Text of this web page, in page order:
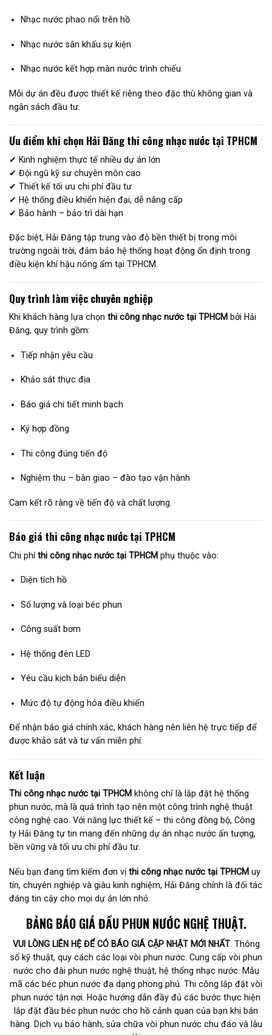
Nhạc nước phao nổi trên hồ
Nhạc nước sân khấu sự kiện
Nhạc nước kết hợp màn nước trình chiếu
Mỗi dự án đều được thiết kế riêng theo đặc thù không gian và
ngân sách đầu tư.
Ưu điểm khi chọn Hải Đăng thi công nhạc nước tại TPHCM
✔ Kinh nghiệm thực tế nhiều dự án lớn
✔ Đội ngũ kỹ sư chuyên môn cao
✔ Thiết kế tối ưu chi phí đầu tư
✔ Hệ thống điều khiển hiện đại, dễ nâng cấp
✔ Bảo hành – bảo trì dài hạn
Đặc biệt, Hải Đăng tập trung vào độ bền thiết bị trong môi
trường ngoài trời, đảm bảo hệ thống hoạt động ổn định trong
điều kiện khí hậu nóng ẩm tại TPHCM.
Quy trình làm việc chuyên nghiệp
Khi khách hàng lựa chọn thi công nhạc nước tại TPHCM bởi Hải
Đăng, quy trình gồm:
Tiếp nhận yêu cầu
Khảo sát thực địa
Báo giá chi tiết minh bạch
Ký hợp đồng
Thi công đúng tiến độ
Nghiệm thu – bàn giao – đào tạo vận hành
Cam kết rõ ràng về tiến độ và chất lượng.
Báo giá thi công nhạc nước tại TPHCM
Chi phíthi công nhạc nước tại TPHCM phụ thuộc vào:
Diện tích hồ
Số lượng và loại béc phun
Công suất bơm
Hệ thống đèn LED
Yêu cầu kịch bản biểu diễn
Mức độ tự động hóa điều khiển
Để nhận báo giá chính xác, khách hàng nên liên hệ trực tiếp để
được khảo sát và tư vấn miễn phí.
Kết luận
Thi công nhạc nước tại TPHCM không chỉ là lắp đặt hệ thống
phun nước, mà là quá trình tạo nên một công trình nghệ thuật
công nghệ cao. Với năng lực thiết kế – thi công đồng bộ, Công
ty Hải Đăng tự tin mang đến những dự án nhạc nước ấn tượng,
bền vững và tối ưu chi phí đầu tư.
Nếu bạn đang tìm kiếm đơn vị thi công nhạc nước tại TPHCM uy
tín, chuyên nghiệp và giàu kinh nghiệm, Hải Đăng chính là đối tác
đáng tin cậy cho mọi dự án lớn nhỏ.
BẢNG BÁO GIÁ ĐẦU PHUN NƯỚC NGHỆ THUẬT.
VUI LÒNG LIÊN HỆ ĐỂ CÓ BÁO GIÁ CẬP NHẬT MỚI NHẤT. Thông
số kỹ thuật, quy cách các loại vòi phun nước. Cung cấp vòi phun
nước cho đài phun nước nghệ thuật, hệ thống nhạc nước. Mẫu
mã các béc phun nước đa dạng phong phú. Thi công lắp đặt vòi
phun nước tận nơi. Hoặc hướng dẫn đầy đủ các bước thực hiện
lắp đặt đầu béc phun nước cho hồ cảnh quan của bạn khi bán
hàng. Dịch vụ bảo hành, sửa chữa vòi phun nước chu đáo và lâu